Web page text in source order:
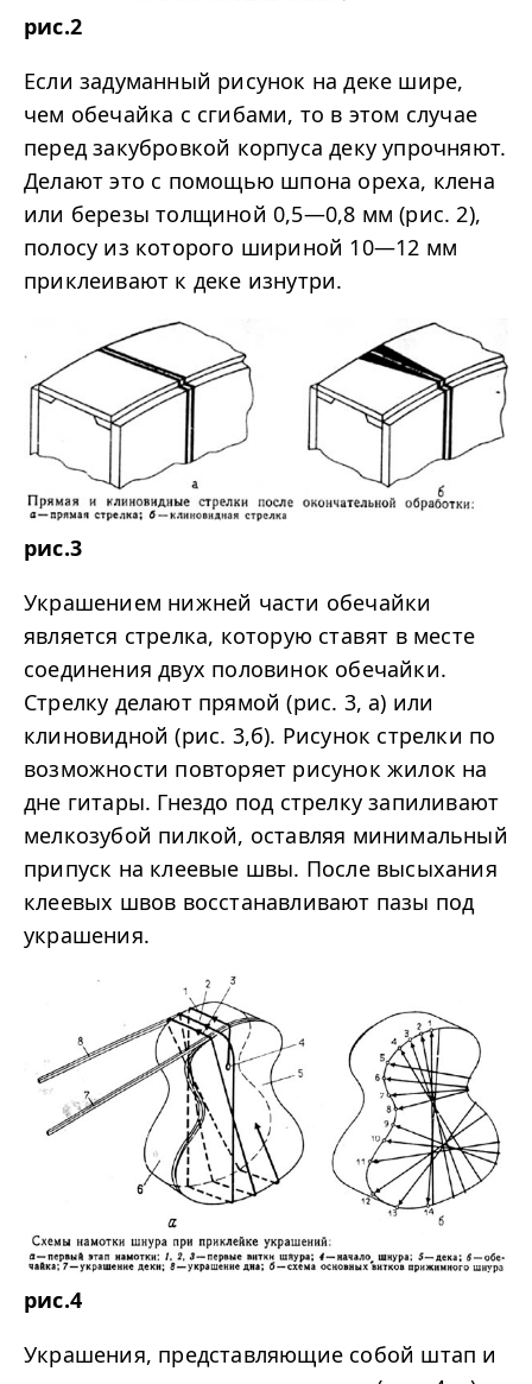
рис.2
Если задуманный рисунок на деке шире,
чем обечайка с сгибами, то в этом случае
перед закубровкой корпуса деку упрочняют.
Делают это с помощью шпона ореха, клена
или березы толщиной 0,5—0,8 мм (рис. 2),
полосу из которого шириной 10—12 мм
приклеивают к деке изнутри.
рис.3
Украшением нижней части обечайки
является стрелка, которую ставят в месте
соединения двух половинок обечайки.
Стрелку делают прямой (рис. 3, а) или
клиновидной (рис. 3,б). Рисунок стрелки по
возможности повторяет рисунок жилок на
дне гитары. Гнездо под стрелку запиливают
мелкозубой пилкой, оставляя минимальный
припуск на клеевые швы. После высыхания
клеевых швов восстанавливают пазы под
украшения.
рис.4
Украшения, представляющие собой штап и